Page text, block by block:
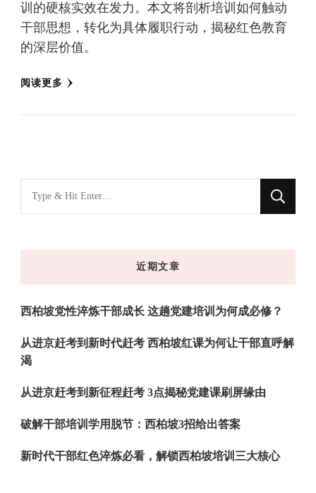
训的硬核实效在发力。本文将剖析培训如何触动
干部思想，转化为具体履职行动，揭秘红色教育
的深层价值。
阅读更多
找
什
近期文章
西柏坡党性淬炼干部成长 这趟党建培训为何成必修？
从进京赶考到新时代赶考 西柏坡红课为何让干部直呼解
渴
从进京赶考到新征程赶考 3点揭秘党建课刷屏缘由
破解干部培训学用脱节：西柏坡3招给出答案
新时代干部红色淬炼必看，解锁西柏坡培训三大核心